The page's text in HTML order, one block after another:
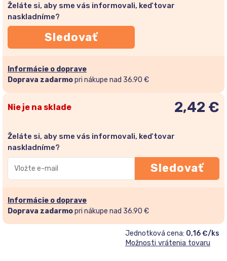
Želáte si, aby sme vás informovali, keď tovar
naskladníme?
Sledovať
Informácie o doprave
Doprava zadarmopri nákupe nad 36.90 €
Nie je na sklade 2,42 €
Želáte si, aby sme vás informovali, keď tovar
naskladníme?
mailovú
adresu
a
Sledovať
Informácie o doprave
Doprava zadarmopri nákupe nad 36.90 €
Jednotková cena: 0,16 €/ks
Možnosti vrátenia tovaru